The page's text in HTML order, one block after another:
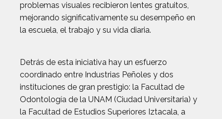
problemas visuales recibieron lentes gratuitos,
mejorando significativamente su desempeño en
la escuela, el trabajo y su vida diaria.
Detrás de esta iniciativa hay un esfuerzo
coordinado entre Industrias Peñoles y dos
instituciones de gran prestigio: la Facultad de
Odontología de la UNAM (Ciudad Universitaria) y
la Facultad de Estudios Superiores Iztacala, a